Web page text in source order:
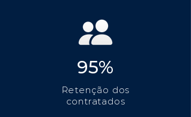
95%
Retenção dos
contratados